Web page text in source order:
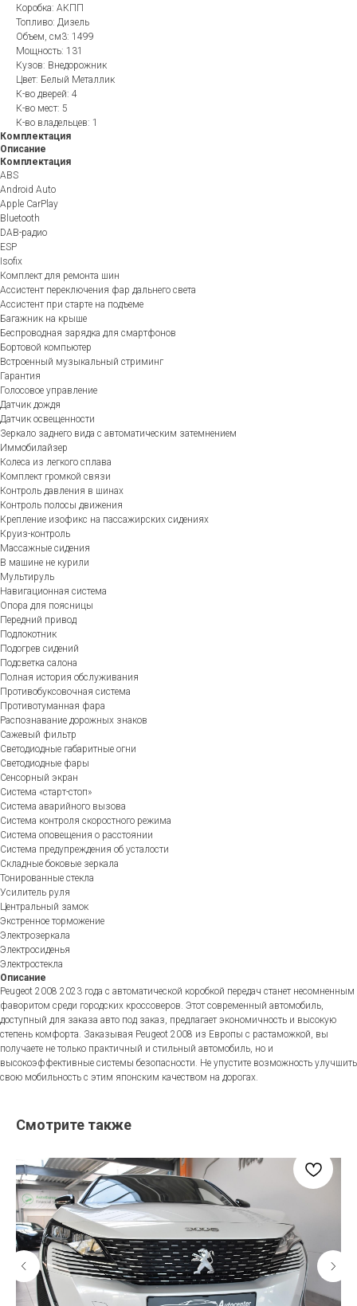
Коробка: АКПП
Топливо: Дизель
Объем, см3: 1499
Мощность: 131
Кузов: Внедорожник
Цвет: Белый Металлик
К-во дверей: 4
К-во мест: 5
К-во владельцев: 1
Комплектация
Описание
Комплектация
ABS
Android Auto
Apple CarPlay
Bluetooth
DAB-радио
ESP
Isofix
Комплект для ремонта шин
Ассистент переключения фар дальнего света
Ассистент при старте на подъеме
Багажник на крыше
Беспроводная зарядка для смартфонов
Бортовой компьютер
Встроенный музыкальный стриминг
Гарантия
Голосовое управление
Датчик дождя
Датчик освещенности
Зеркало заднего вида с автоматическим затемнением
Иммобилайзер
Колеса из легкого сплава
Комплект громкой связи
Контроль давления в шинах
Контроль полосы движения
Крепление изофикс на пассажирских сидениях
Круиз-контроль
Массажные сидения
В машине не курили
Мультируль
Навигационная система
Опора для поясницы
Передний привод
Подлокотник
Подогрев сидений
Подсветка салона
Полная история обслуживания
Противобуксовочная система
Противотуманная фара
Распознавание дорожных знаков
Сажевый фильтр
Светодиодные габаритные огни
Светодиодные фары
Сенсорный экран
Система «старт-стоп»
Система аварийного вызова
Система контроля скоростного режима
Система оповещения о расстоянии
Система предупреждения об усталости
Складные боковые зеркала
Тонированные стекла
Усилитель руля
Центральный замок
Экстренное торможение
Электрозеркала
Электросиденья
Электростекла
Описание
Peugeot 2008 2023 года с автоматической коробкой передач станет несомненным
фаворитом среди городских кроссоверов. Этот современный автомобиль,
доступный для заказа авто под заказ, предлагает экономичность и высокую
степень комфорта. Заказывая Peugeot 2008 из Европы с растаможкой, вы
получаете не только практичный и стильный автомобиль, но и
высокоэффективные системы безопасности. Не упустите возможность улучшить
свою мобильность с этим японским качеством на дорогах.
Смотрите также